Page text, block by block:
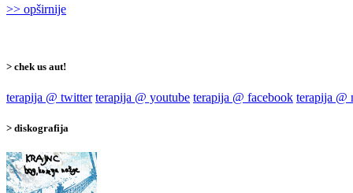
>> opširnije
> chek us aut!
terapija @ twitter terapija @ youtube terapija @ facebook terapija @
> diskografija